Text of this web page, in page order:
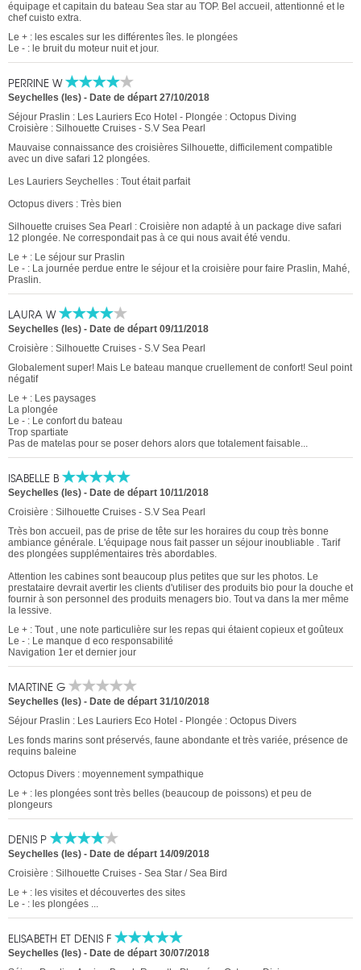
équipage et capitain du bateau Sea star au TOP. Bel accueil, attentionné et le
chef cuisto extra.
Le + : les escales sur les différentes îles. le plongées
Le - : le bruit du moteur nuit et jour.
PERRINE W
Seychelles (les) - Date de départ 27/10/2018
Séjour Praslin : Les Lauriers Eco Hotel - Plongée : Octopus Diving
Croisière : Silhouette Cruises - S.V Sea Pearl
Mauvaise connaissance des croisières Silhouette, difficilement compatible
avec un dive safari 12 plongées.
Les Lauriers Seychelles : Tout était parfait
Octopus divers : Très bien
Silhouette cruises Sea Pearl : Croisière non adapté à un package dive safari
12 plongée. Ne correspondait pas à ce qui nous avait été vendu.
Le + : Le séjour sur Praslin
Le - : La journée perdue entre le séjour et la croisière pour faire Praslin, Mahé,
Praslin.
LAURA W
Seychelles (les) - Date de départ 09/11/2018
Croisière : Silhouette Cruises - S.V Sea Pearl
Globalement super! Mais Le bateau manque cruellement de confort! Seul point
négatif
Le + : Les paysages
La plongée
Le - : Le confort du bateau
Trop spartiate
Pas de matelas pour se poser dehors alors que totalement faisable...
ISABELLE B
Seychelles (les) - Date de départ 10/11/2018
Croisière : Silhouette Cruises - S.V Sea Pearl
Très bon accueil, pas de prise de tête sur les horaires du coup très bonne
ambiance générale. L'équipage nous fait passer un séjour inoubliable . Tarif
des plongées supplémentaires très abordables.
Attention les cabines sont beaucoup plus petites que sur les photos. Le
prestataire devrait avertir les clients d'utiliser des produits bio pour la douche et
fournir à son personnel des produits menagers bio. Tout va dans la mer même
la lessive.
Le + : Tout , une note particulière sur les repas qui étaient copieux et goûteux
Le - : Le manque d eco responsabilité
Navigation 1er et dernier jour
MARTINE G
Seychelles (les) - Date de départ 31/10/2018
Séjour Praslin : Les Lauriers Eco Hotel - Plongée : Octopus Divers
Les fonds marins sont préservés, faune abondante et très variée, présence de
requins baleine
Octopus Divers : moyennement sympathique
Le + : les plongées sont très belles (beaucoup de poissons) et peu de
plongeurs
DENIS P
Seychelles (les) - Date de départ 14/09/2018
Croisière : Silhouette Cruises - Sea Star / Sea Bird
Le + : les visites et découvertes des sites
Le - : les plongées ...
ELISABETH ET DENIS F
Seychelles (les) - Date de départ 30/07/2018